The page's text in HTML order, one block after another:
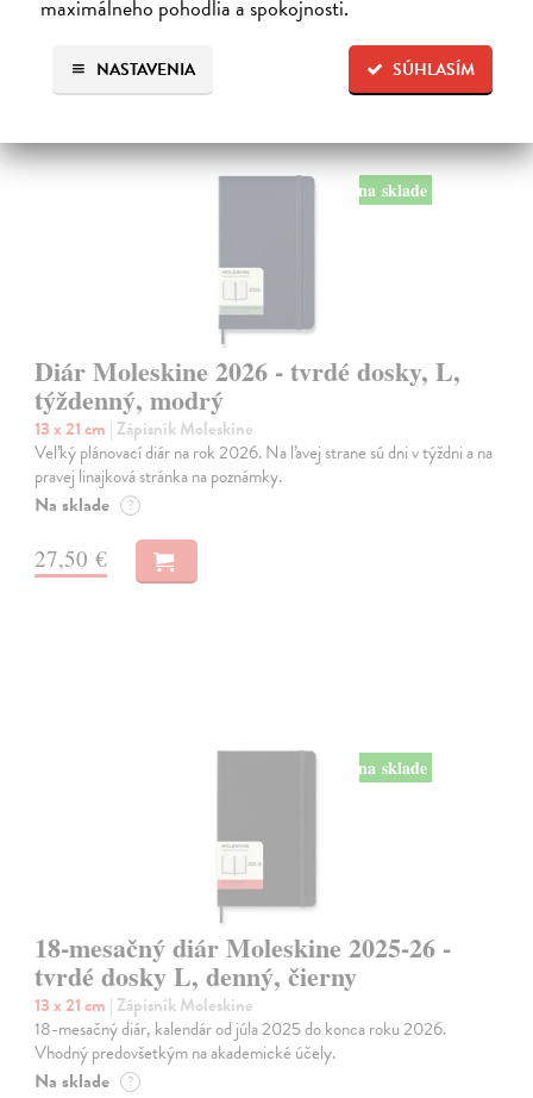
maximálneho pohodlia a spokojnosti.
SÚHLASÍM
NASTAVENIA
na sklade
Diár Moleskine 2026 - tvrdé dosky, L,
týždenný, modrý
13 x 21 cm | Zápisník Moleskine
Veľký plánovací diár na rok 2026. Na ľavej strane sú dni v týždni a na
pravej linajková stránka na poznámky.
Na sklade ?
27,50 €
na sklade
18-mesačný diár Moleskine 2025-26 -
tvrdé dosky L, denný, čierny
13 x 21 cm | Zápisník Moleskine
18-mesačný diár, kalendár od júla 2025 do konca roku 2026.
Vhodný predovšetkým na akademické účely.
Na sklade ?